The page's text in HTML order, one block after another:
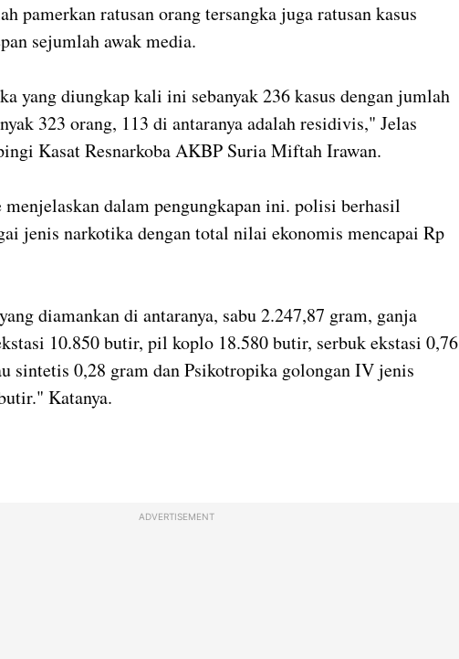
pamerkan ratusan orang tersangka juga ratusan kasus
sejumlah awak media.
yang diungkap kali ini sebanyak 236 kasus dengan jumlah
323 orang, 113 di antaranya adalah residivis," Jelas
Kasat Resnarkoba AKBP Suria Miftah Irawan.
dalam pengungkapan ini. polisi berhasil
jenis narkotika dengan total nilai ekonomis mencapai Rp
diamankan di antaranya, sabu 2.247,87 gram, ganja
10.850 butir, pil koplo 18.580 butir, serbuk ekstasi 0,76
sintetis 0,28 gram dan Psikotropika golongan IV jenis
Katanya.
ADVERTISEMENT